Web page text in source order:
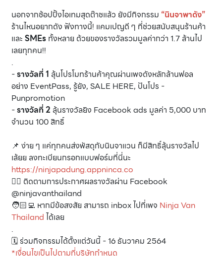
นอกจากช้อปปิ้งไอเทมสุดต๊าชแล้ว ยังมีกิจกรรม “นินจาพาดัง”
ร้านไหนอยากดัง ฟังทางนี้! แคมเปญดี ๆ ที่ช่วยสนับสนุนร้านค้า
และ SMEs ทั้งหลาย ด้วยของรางวัลรวมมูลค่ากว่า 1.7 ล้านไป
เลยทุกคน!!
.
-รางวัลที่ 1 ลุ้นโปรโมทร้านค้าคุณผ่านเพจดังหลักล้านฟอล
อย่าง EventPass, รู้ยัง, SALE HERE, ปันโปร -
Punpromotion
-รางวัลที่ 2 ลุ้นรางวัลยิง Facebook ads มูลค่า 5,000 บาท
จำนวน 100 สิทธิ์
📌 ง่าย ๆ แค่ทุกคนส่งพัสดุกับนินจาแวน ก็มีสิทธิ์ลุ้นรางวัลไป
เล้ยย ลงทะเบียนกรอกแบบฟอร์มที่นี่นะ
https://ninjapadung.appninca.co
👉🏻 ติดตามการประกาศผลรางวัลผ่าน Facebook
@ninjavanthailand
🧑🏻‍💻 หากมีข้อสงสัย สามารถ inbox ไปที่เพจ Ninja Van
Thailand ได้เลย
.
🗓 ร่วมกิจกรรมได้ตั้งแต่วันนี้ - 16 ธันวาคม 2564
*เงื่อนไขเป็นไปตามที่บริษัทกำหนด